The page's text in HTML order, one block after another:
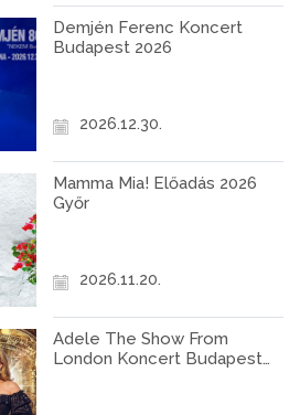
Demjén Ferenc Koncert
Budapest 2026
2026.12.30.
Mamma Mia! Előadás 2026
Győr
2026.11.20.
Adele The Show From
London Koncert Budapest